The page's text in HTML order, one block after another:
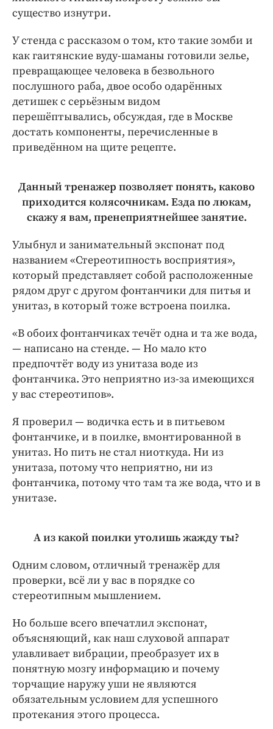
существо изнутри.
У стенда с рассказом о том, кто такие зомби и
как гаитянские вуду-­шаманы готовили зелье,
превращающее человека в безвольного
послушного раба, двое особо одарённых
детишек с серьёзным видом
перешёптывались, обсуждая, где в Москве
достать компоненты, перечисленные в
приведённом на щите рецепте.
Данный тренажер позволяет понять, каково
приходится колясочникам. Езда по люкам,
скажу я вам, пренеприятнейшее занятие.
Улыбнул и занимательный экспонат под
названием «Стереотипность восприятия»,
который представляет собой расположенные
рядом друг с другом фонтанчики для питья и
унитаз, в который тоже встроена поилка.
«В обоих фонтанчиках течёт одна и та же вода,
— написано на стенде. — Но мало кто
предпочтёт воду из унитаза воде из
фонтанчика. Это неприятно из-­за имеющихся
у вас стереотипов».
Я проверил — водичка есть и в питьевом
фонтанчике, и в поилке, вмонтированной в
унитаз. Но пить не стал ниоткуда. Ни из
унитаза, потому что неприятно, ни из
фонтанчика, потому что там та же вода, что и в
унитазе.
А из какой поилки утолишь жажду ты?
Одним словом, отличный тренажёр для
проверки, всё ли у вас в порядке со
стереотипным мышлением.
Но больше всего впечатлил экспонат,
объясняющий, как наш слуховой аппарат
улавливает вибрации, преобразует их в
понятную мозгу информацию и почему
торчащие наружу уши не являются
обязательным условием для успешного
протекания этого процесса.